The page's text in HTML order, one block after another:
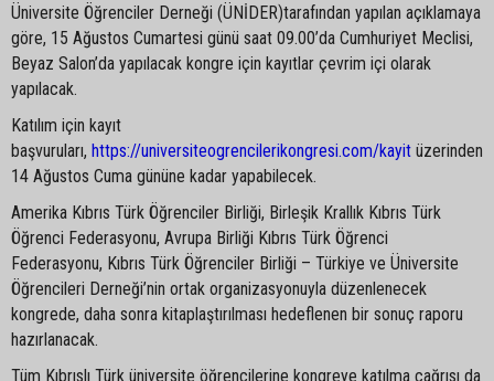
Üniversite Öğrenciler Derneği (ÜNİDER)tarafından yapılan açıklamaya
göre, 15 Ağustos Cumartesi günü saat 09.00’da Cumhuriyet Meclisi,
Beyaz Salon’da yapılacak kongre için kayıtlar çevrim içi olarak
yapılacak.
Katılım için kayıt
başvuruları, https://universiteogrencilerikongresi.com/kayit üzerinden
14 Ağustos Cuma gününe kadar yapabilecek.
Amerika Kıbrıs Türk Öğrenciler Birliği, Birleşik Krallık Kıbrıs Türk
Öğrenci Federasyonu, Avrupa Birliği Kıbrıs Türk Öğrenci
Federasyonu, Kıbrıs Türk Öğrenciler Birliği – Türkiye ve Üniversite
Öğrencileri Derneği’nin ortak organizasyonuyla düzenlenecek
kongrede, daha sonra kitaplaştırılması hedeflenen bir sonuç raporu
hazırlanacak.
Tüm Kıbrıslı Türk üniversite öğrencilerine kongreye katılma çağrısı da